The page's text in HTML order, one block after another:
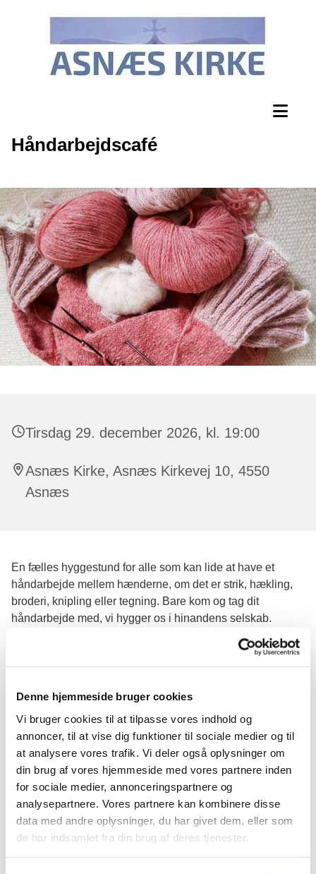
Denne hjemmeside bruger cookies
Vi bruger cookies til at tilpasse vores indhold og
annoncer, til at vise dig funktioner til sociale medier og til
at analysere vores trafik. Vi deler også oplysninger om
din brug af vores hjemmeside med vores partnere inden
for sociale medier, annonceringspartnere og
analysepartnere. Vores partnere kan kombinere disse
data med andre oplysninger, du har givet dem, eller som
de har indsamlet fra din brug af deres tjenester.
Håndarbejdscafé
Tirsdag 29. december 2026, kl. 19:00
Asnæs Kirke, Asnæs Kirkevej 10, 4550
Asnæs
En fælles hyggestund for alle som kan lide at have et
håndarbejde mellem hænderne, om det er strik, hækling,
broderi, knipling eller tegning. Bare kom og tag dit
håndarbejde med, vi hygger os i hinandens selskab.
Der er også mulighed for at strikke dåbsklude til kirken.